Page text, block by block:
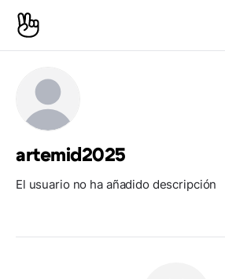
artemid2025
El usuario no ha añadido descripción